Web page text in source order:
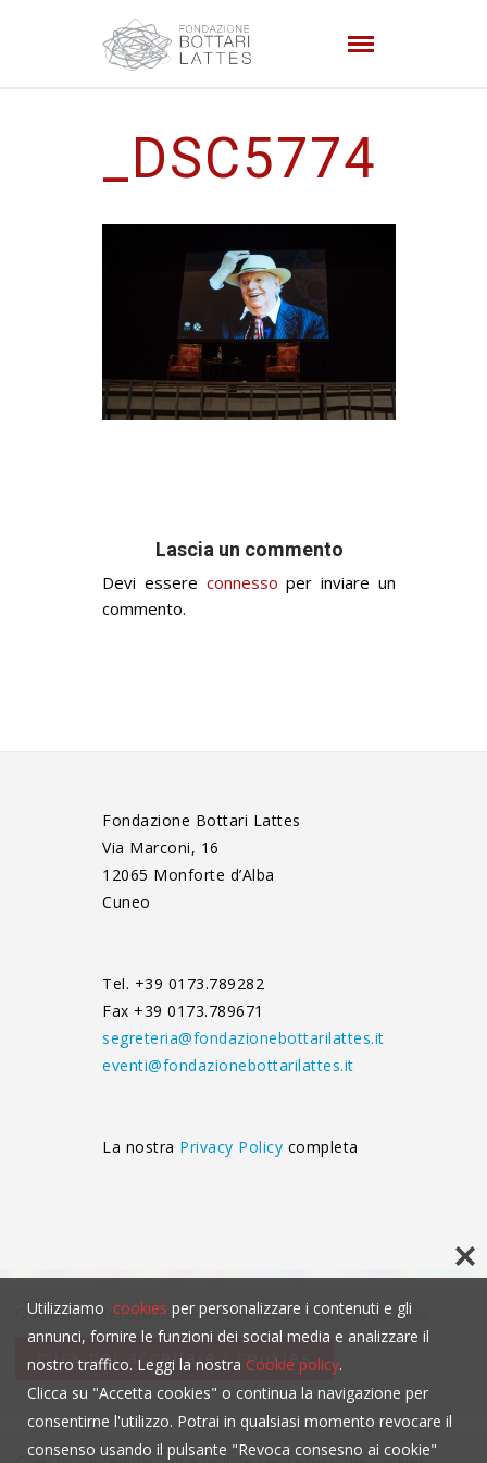
_DSC5774
Lascia un commento
Devi essere connesso per inviare un
commento.
Fondazione Bottari Lattes
Via Marconi, 16
12065 Monforte d’Alba
Cuneo
Tel. +39 0173.789282
Fax +39 0173.789671
segreteria@fondazionebottarilattes.it
eventi@fondazionebottarilattes.it
La nostra Privacy Policy completa
Questo contenuto non è visibile senza l'uso dei cookies.
click per accettare i cookies
Utilizziamo cookies per personalizzare i contenuti e gli
annunci, fornire le funzioni dei social media e analizzare il
nostro traffico. Leggi la nostra Cookie policy.
Clicca su "Accetta cookies" o continua la navigazione per
consentirne l'utilizzo. Potrai in qualsiasi momento revocare il
consenso usando il pulsante "Revoca consesno ai cookie"